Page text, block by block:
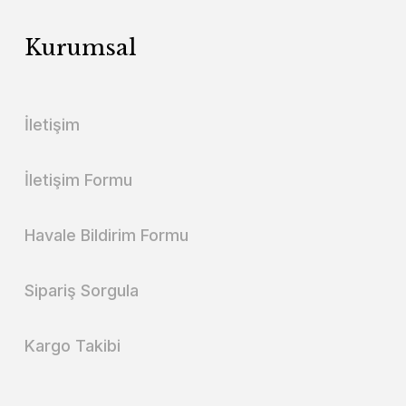
Kurumsal
İletişim
İletişim Formu
Havale Bildirim Formu
Sipariş Sorgula
Kargo Takibi